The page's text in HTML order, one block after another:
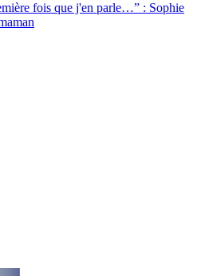
fois que j'en parle…” : Sophie